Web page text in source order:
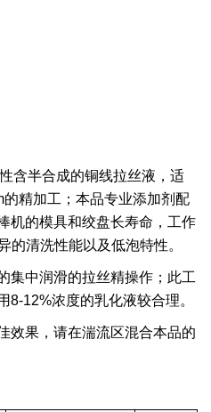
含半合成的铜线拉丝液，适
的精加工；本品专业添加剂配
机的模具和绞盘长寿命，工作
的清洗性能以及低泡特性。
集中润滑的拉丝精操作；此工
8-12%浓度的乳化液较合理。
效果，请在湍流区混合本品的